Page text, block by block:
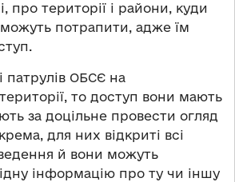
про території і райони, куди
можуть потрапити, адже їм
патрулів ОБСЄ на
то доступ вони мають
за доцільне провести огляд
для них відкриті всі
й вони можуть
інформацію про ту чи іншу